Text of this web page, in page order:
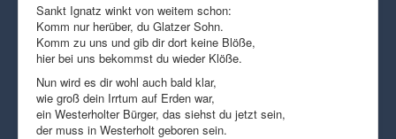
Sankt Ignatz winkt von weitem schon:
Komm nur herüber, du Glatzer Sohn.
Komm zu uns und gib dir dort keine Blöße,
hier bei uns bekommst du wieder Klöße.
Nun wird es dir wohl auch bald klar,
wie groß dein Irrtum auf Erden war,
ein Westerholter Bürger, das siehst du jetzt sein,
der muss in Westerholt geboren sein.